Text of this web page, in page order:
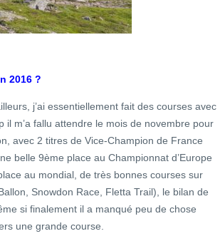
2016 ?
j’ai essentiellement fait des courses avec
il m’a fallu attendre le mois de novembre pour
avec 2 titres de Vice-Champion de France
belle 9ème place au Championnat d’Europe
au mondial, de très bonnes courses sur
Snowdon Race, Fletta Trail), le bilan de
si finalement il a manqué peu de chose
une grande course.